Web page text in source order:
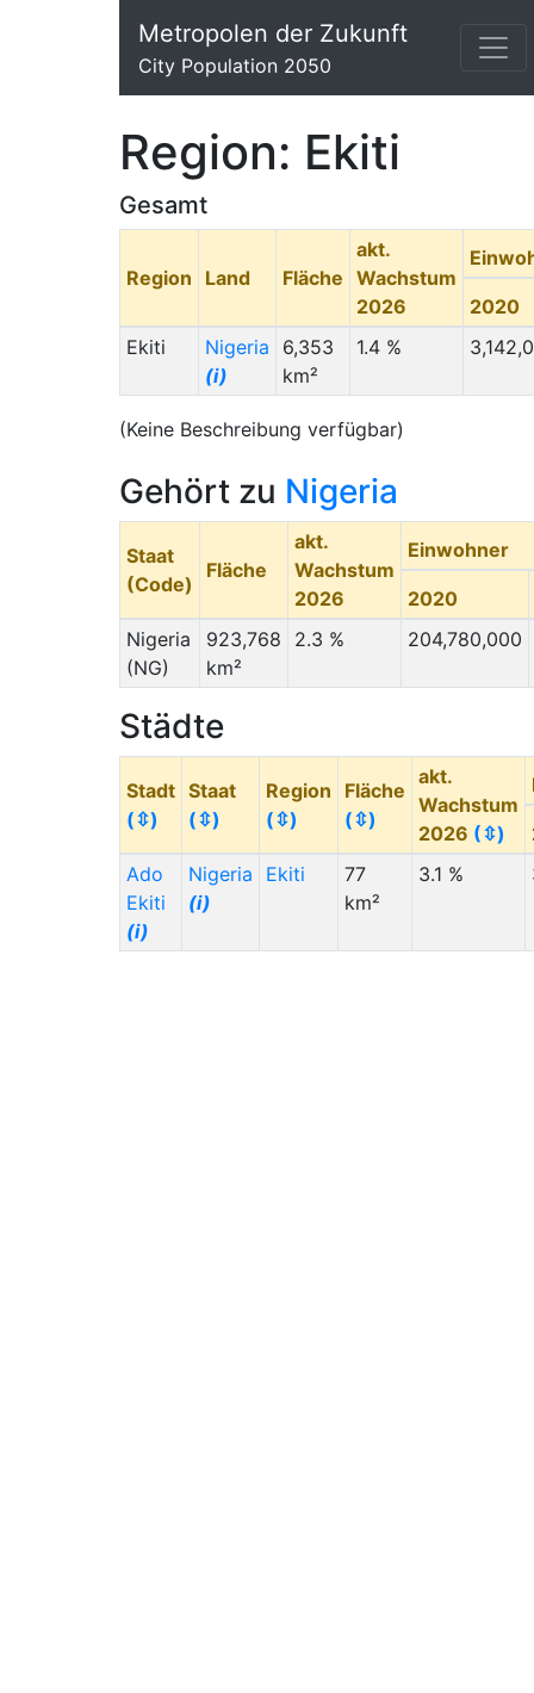
Metropolen der Zukunft
City Population 2050
Region: Ekiti
Gesamt
Region Land Fläche
akt.
Wachstum
2026
2020
Ekiti
Nigeria
(i)
6,353
km²
1.4 %
(Keine Beschreibung verfügbar)
Gehört zu Nigeria
Staat
(Code)
Fläche
akt.
Wachstum
2026
Einwohner
2020
Nigeria
(NG)
923,768
km²
2.3 % 204,780,000
Städte
Stadt
(⇳)
Staat
(⇳)
Region
(⇳)
Fläche
(⇳)
akt.
Wachstum
2026 (⇳)
Ado
Ekiti
(i)
Nigeria
(i)
Ekiti
77
km²
3.1 %